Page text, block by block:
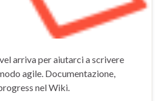
arriva per aiutarci a scrivere
agile. Documentazione,
nel Wiki.